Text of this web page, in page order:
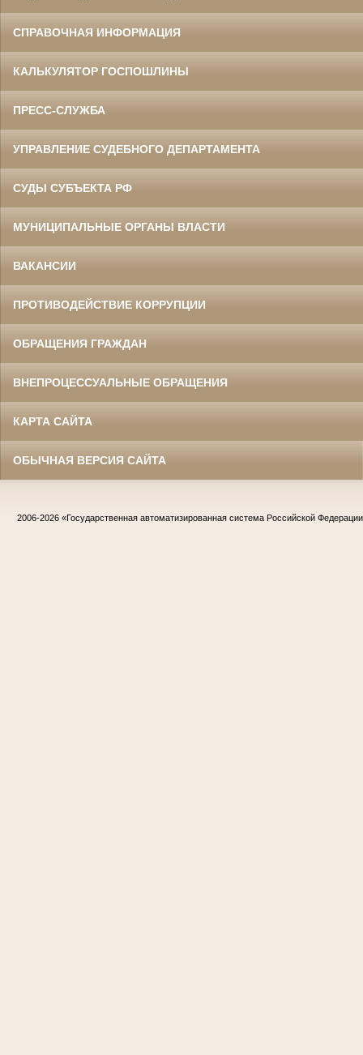
СПРАВОЧНАЯ ИНФОРМАЦИЯ
КАЛЬКУЛЯТОР ГОСПОШЛИНЫ
ПРЕСС-СЛУЖБА
УПРАВЛЕНИЕ СУДЕБНОГО ДЕПАРТАМЕНТА
СУДЫ СУБЪЕКТА РФ
МУНИЦИПАЛЬНЫЕ ОРГАНЫ ВЛАСТИ
ВАКАНСИИ
ПРОТИВОДЕЙСТВИЕ КОРРУПЦИИ
ОБРАЩЕНИЯ ГРАЖДАН
ВНЕПРОЦЕССУАЛЬНЫЕ ОБРАЩЕНИЯ
КАРТА САЙТА
ОБЫЧНАЯ ВЕРСИЯ САЙТА
2006-2026 «Государственная автоматизированная система Российской